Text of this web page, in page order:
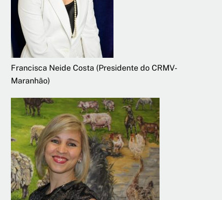
Francisca Neide Costa (Presidente do CRMV-
Maranhão)